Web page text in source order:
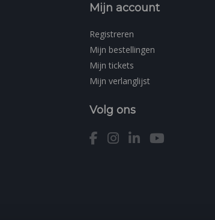
Mijn account
Registreren
Mijn bestellingen
Mijn tickets
Mijn verlanglijst
Volg ons